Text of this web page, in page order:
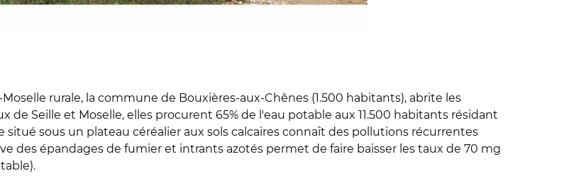
rurale, la commune de Bouxières-aux-Chênes (1.500 habitants), abrite les
de Seille et Moselle, elles procurent 65% de l'eau potable aux 11.500 habitants résidant
situé sous un plateau céréalier aux sols calcaires connaît des pollutions récurrentes
des épandages de fumier et intrants azotés permet de faire baisser les taux de 70 mg